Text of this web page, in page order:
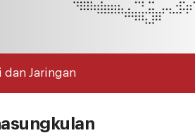
dan Jaringan